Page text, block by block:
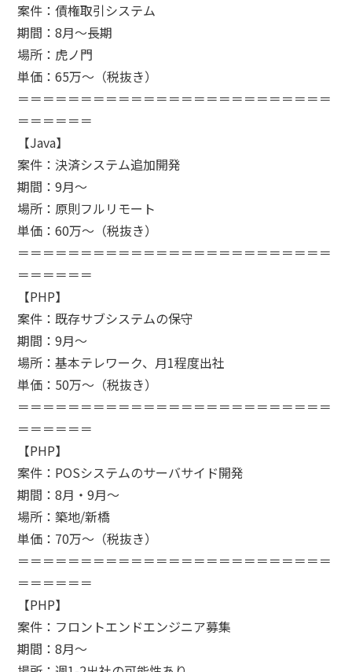
外国籍OK
語学力を活かす
社保あり
社員登用あり
案件：債権取引システム
期間：8月～長期
場所：虎ノ門
単価：65万～（税抜き）
＝＝＝＝＝＝＝＝＝＝＝＝＝＝＝＝＝＝＝＝＝＝＝＝＝
＝＝＝＝＝＝
【Java】
案件：決済システム追加開発
期間：9月～
場所：原則フルリモート
単価：60万～（税抜き）
＝＝＝＝＝＝＝＝＝＝＝＝＝＝＝＝＝＝＝＝＝＝＝＝＝
＝＝＝＝＝＝
【PHP】
案件：既存サブシステムの保守
期間：9月～
場所：基本テレワーク、月1程度出社
単価：50万～（税抜き）
＝＝＝＝＝＝＝＝＝＝＝＝＝＝＝＝＝＝＝＝＝＝＝＝＝
＝＝＝＝＝＝
【PHP】
案件：POSシステムのサーバサイド開発
期間：8月・9月～
場所：築地/新橋
単価：70万～（税抜き）
＝＝＝＝＝＝＝＝＝＝＝＝＝＝＝＝＝＝＝＝＝＝＝＝＝
＝＝＝＝＝＝
【PHP】
案件：フロントエンドエンジニア募集
期間：8月～